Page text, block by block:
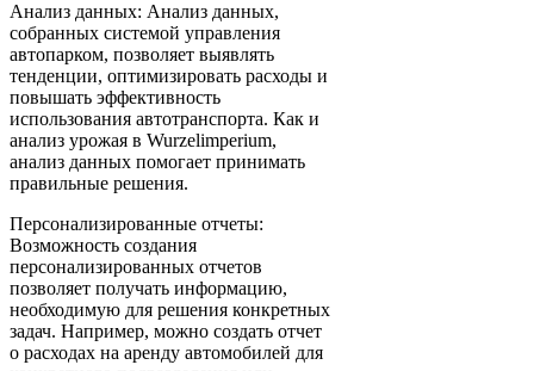
Анализ данных: Анализ данных,
собранных системой управления
автопарком, позволяет выявлять
тенденции, оптимизировать расходы и
повышать эффективность
использования автотранспорта. Как и
анализ урожая в Wurzelimperium,
анализ данных помогает принимать
правильные решения.
Персонализированные отчеты:
Возможность создания
персонализированных отчетов
позволяет получать информацию,
необходимую для решения конкретных
задач. Например, можно создать отчет
о расходах на аренду автомобилей для